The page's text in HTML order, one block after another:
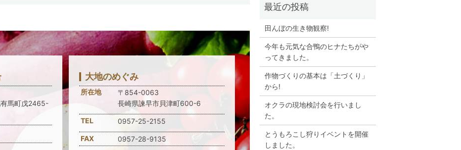
馬町戊2465-
大地のめぐみ
所在地
〒854-0063
長崎県諫早市貝津町600-6
TEL 0957-25-2155
FAX 0957-28-9135
田んぼの生き物観察!
今年も元気な合鴨のヒナたちがや
ってきました。
作物づくりの基本は「土づくり」
から!
オクラの現地検討会を行いまし
た。
とうもろこし狩りイベントを開催
しました。